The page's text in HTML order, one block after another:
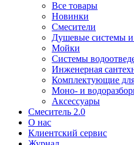
Все товары
Новинки
Смесители
Душевые системы
Мойки
Системы
Инженерная
Комплектующие
Моно- и
Аксессуары
Смеситель 2.0
О нас
Клиентский сервис